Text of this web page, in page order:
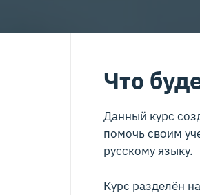
Что
Данный курс
помочь своим
русскому языку.
Курс разделён